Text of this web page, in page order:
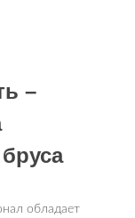
–
обладает